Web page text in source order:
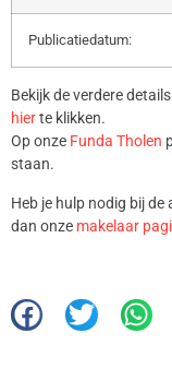
Publicatiedatum:
Bekijk de verdere
hierte klikken.
Op onze Funda Tholen
staan.
Heb je hulp nodig bij
dan onze makelaar